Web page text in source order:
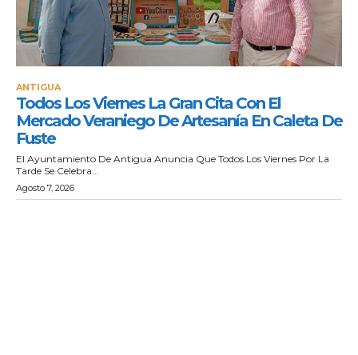
ANTIGUA
Todos Los Viernes La Gran Cita Con El
Mercado Veraniego De Artesanía En Caleta De
Fuste
El Ayuntamiento De Antigua Anuncia Que Todos Los Viernes Por La
Tarde Se Celebra...
Agosto 7, 2026